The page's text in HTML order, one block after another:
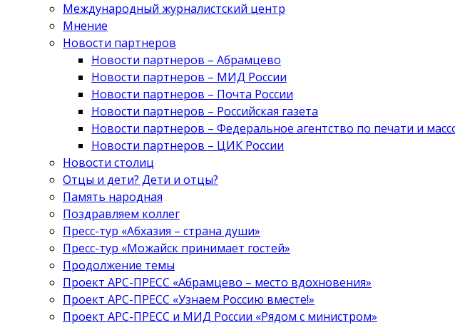
Международный журналистский центр
Мнение
Новости партнеров
Новости партнеров – Абрамцево
Новости партнеров – МИД России
Новости партнеров – Почта России
Новости партнеров – Российская газета
Новости партнеров – Федеральное агентство по печати и
Новости партнеров – ЦИК России
Новости столиц
Отцы и дети? Дети и отцы?
Память народная
Поздравляем коллег
Пресс-тур «Абхазия – страна души»
Пресс-тур «Можайск принимает гостей»
Продолжение темы
Проект АРС-ПРЕСС «Абрамцево – место вдохновения»
Проект АРС-ПРЕСС «Узнаем Россию вместе!»
Проект АРС-ПРЕСС и МИД России «Рядом с министром»